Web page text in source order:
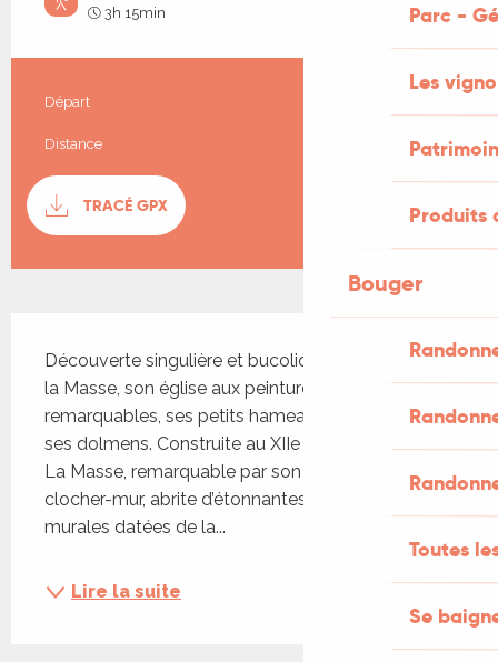
Parc -
Les
Produits
Bouger
Toutes
Se
3h 15min Moyen
Informations pratiques
Départ
Distance 12.0 km
Documentation
TRACÉ GPX
Découverte singulière et bucolique de la vallée de
la Masse, son église aux peintures murales
remarquables, ses petits hameaux, ses menhirs et
ses dolmens. Construite au XIIe siècle, l’église de
La Masse, remarquable par son imposant
clocher-mur, abrite d’étonnantes peintures
murales datées de la...
Lire la suite